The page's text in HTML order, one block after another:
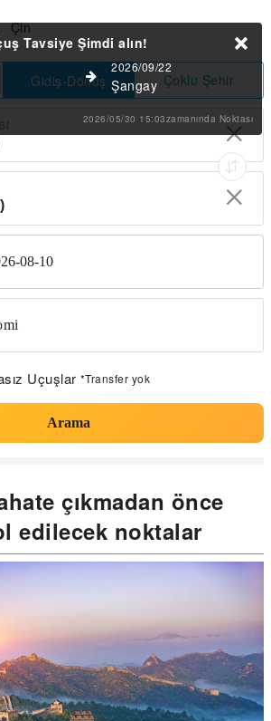
Çin
Gidiş-Dönüş Çoklu Şehir
08-10
Uçuşlar *Transfer yok
Arama
Tavsiye Şimdi alın!
2026/09/22
Şangay
2026/05/30 15:03zamanında Noktası
çıkmadan önce
edilecek noktalar